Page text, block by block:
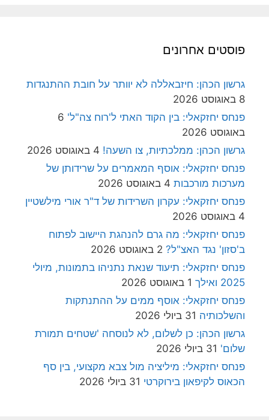
פוסטים אחרונים
גרשון הכהן: חיזבאללה לא יוותר על חובת ההתנגדות
8 באוגוסט 2026
פנחס יחזקאלי: בין הקוד האתי ל'רוח צה"ל' 6
באוגוסט 2026
גרשון הכהן: ממלכתיות, צו השעה! 4 באוגוסט 2026
פנחס יחזקאלי: אוסף המאמרים על שרידותן של
מערכות מורכבות 4 באוגוסט 2026
פנחס יחזקאלי: עקרון השרידות של ד"ר אורי מילשטיין
4 באוגוסט 2026
פנחס יחזקאלי: מה גרם להנהגת היישוב לפתוח
ב'סזון' נגד האצ"ל? 2 באוגוסט 2026
פנחס יחזקאלי: תיעוד שנאת נתניהו בתמונות, מיולי
2025 ואילך
1 באוגוסט 2026
פנחס יחזקאלי: אוסף ממים על ההתנתקות
והשלכותיה 31 ביולי 2026
גרשון הכהן: כן לשלום, לא לנוסחה 'שטחים תמורת
שלום' 31 ביולי 2026
פנחס יחזקאלי: מיליציה מול צבא מקצועי, בין סף
הכאוס לקיפאון בירוקרטי 31 ביולי 2026